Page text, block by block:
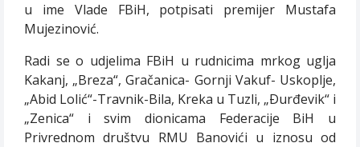
u ime Vlade FBiH, potpisati premijer Mustafa
Mujezinović.
Radi se o udjelima FBiH u rudnicima mrkog uglja
Kakanj, „Breza“, Gračanica- Gornji Vakuf- Uskoplje,
„Abid Lolić“-Travnik-Bila, Kreka u Tuzli, „Ðurđevik“ i
„Zenica“ i svim dionicama Federacije BiH u
Privrednom društvu RMU Banovići u iznosu od